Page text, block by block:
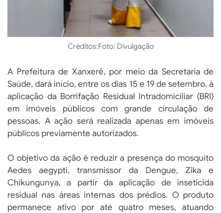
Créditos:Foto: Divulgação
A Prefeitura de Xanxerê, por meio da Secretaria de
Saúde, dará início, entre os dias 15 e 19 de setembro, à
aplicação da Borrifação Residual Intradomiciliar (BRI)
em imóveis públicos com grande circulação de
pessoas. A ação será realizada apenas em imóveis
públicos previamente autorizados.
O objetivo da ação é reduzir a presença do mosquito
Aedes aegypti, transmissor da Dengue, Zika e
Chikungunya, a partir da aplicação de inseticida
residual nas áreas internas dos prédios. O produto
permanece ativo por até quatro meses, atuando